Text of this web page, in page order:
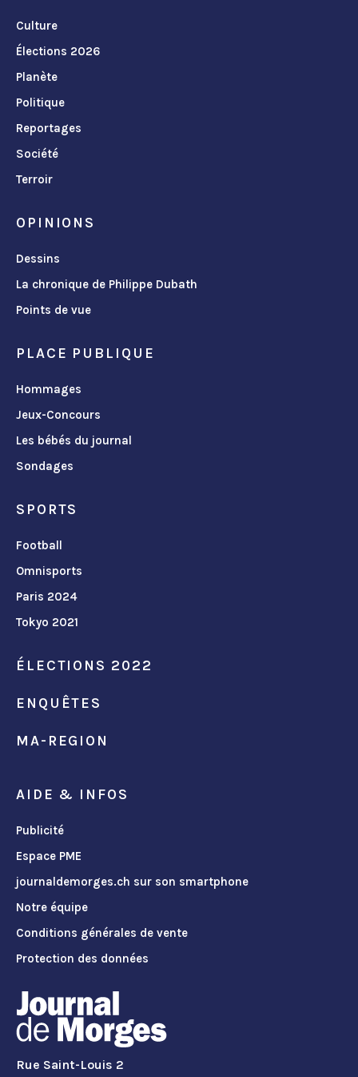
Culture
Élections 2026
Planète
Politique
Reportages
Société
Terroir
OPINIONS
Dessins
La chronique de Philippe Dubath
Points de vue
PLACE PUBLIQUE
Hommages
Jeux-Concours
Les bébés du journal
Sondages
SPORTS
Football
Omnisports
Paris 2024
Tokyo 2021
ÉLECTIONS 2022
ENQUÊTES
MA-REGION
AIDE & INFOS
Publicité
Espace PME
journaldemorges.ch sur son smartphone
Notre équipe
Conditions générales de vente
Protection des données
Rue Saint-Louis 2